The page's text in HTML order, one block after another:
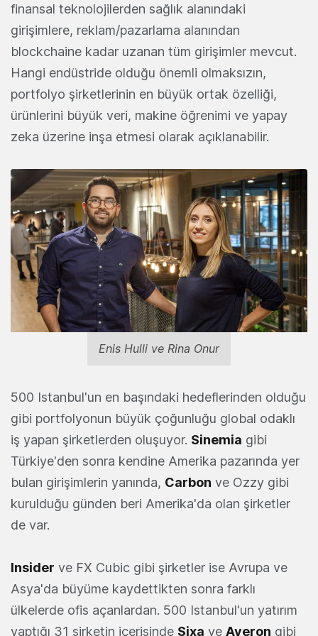
finansal teknolojilerden sağlık alanındaki
girişimlere, reklam/pazarlama alanından
blockchaine kadar uzanan tüm girişimler mevcut.
Hangi endüstride olduğu önemli olmaksızın,
portfolyo şirketlerinin en büyük ortak özelliği,
ürünlerini büyük veri, makine öğrenimi ve yapay
zeka üzerine inşa etmesi olarak açıklanabilir.
Enis Hulli ve Rina Onur
500 Istanbul'un en başındaki hedeflerinden olduğu
gibi portfolyonun büyük çoğunluğu global odaklı
iş yapan şirketlerden oluşuyor. Sinemia gibi
Türkiye'den sonra kendine Amerika pazarında yer
bulan girişimlerin yanında, Carbon ve Ozzy gibi
kurulduğu günden beri Amerika'da olan şirketler
de var.
Insider ve FX Cubic gibi şirketler ise Avrupa ve
Asya'da büyüme kaydettikten sonra farklı
ülkelerde ofis açanlardan. 500 Istanbul'un yatırım
yaptığı 31 şirketin içerisinde Sixa ve Averon gibi